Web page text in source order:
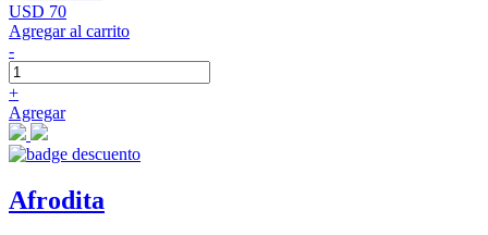
USD 70
Agregar al carrito
-
+
Agregar
Afrodita